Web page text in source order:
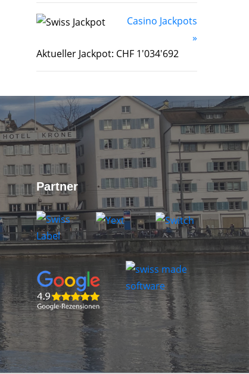
Casino Jackpots
»
Aktueller Jackpot: CHF 1'034'692
Partner